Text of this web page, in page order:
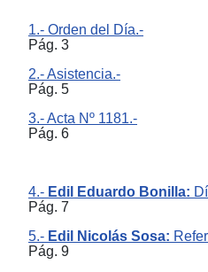
1.- Orden del Día.-
Pág. 3
2.- Asistencia.-
Pág. 5
3.- Acta Nº 1181.-
Pág. 6
4.- Edil Eduardo Bonilla:
Pág. 7
5.- Edil Nicolás Sosa:
Pág. 9